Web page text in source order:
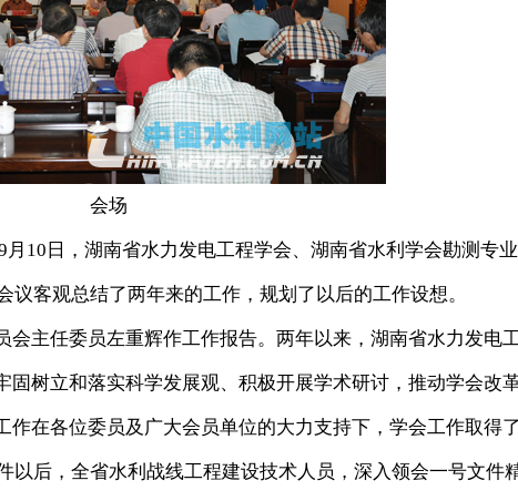
会场
月10日，湖南省水力发电工程学会、湖南省水利学会勘测专
议客观总结了两年来的工作，规划了以后的工作设想。
主任委员左重辉作工作报告。两年以来，湖南省水力发电
固树立和落实科学发展观、积极开展学术研讨，推动学会改
作在各位委员及广大会员单位的大力支持下，学会工作取得
以后，全省水利战线工程建设技术人员，深入领会一号文件